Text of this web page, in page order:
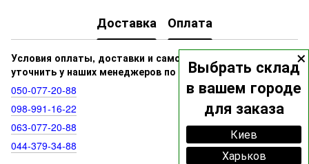
×
Выбрать склад
в вашем городе
для заказа
Киев
Харьков
Доставка Оплата
Условия оплаты, доставки и самовывоза вы можете
уточнить у наших менеджеров по номерам:
050‑077‑20‑88
098‑991‑16‑22
063‑077‑20‑88
044‑379‑34‑88